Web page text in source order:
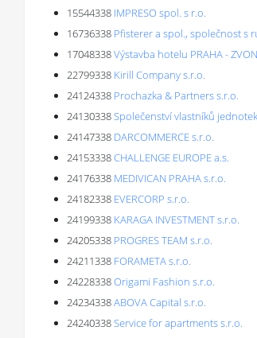
15544338 IMPRESO spol. s r.o.
16736338 Pfisterer a spol., společnost s
17048338Výstavba hotelu PRAHA -
22799338 Kirill Company s.r.o.
24124338 Prochazka & Partners s.r.o.
24130338Společenství vlastníků
24147338 DARCOMMERCE s.r.o.
24153338CHALLENGE EUROPE a.s.
24176338 MEDIVICAN PRAHA s.r.o.
24182338 EVERCORP s.r.o.
24199338 KARAGA INVESTMENT s.r.o.
24205338 PROGRES TEAM s.r.o.
24211338 FORAMETA s.r.o.
24228338Origami Fashion s.r.o.
24234338ABOVA Capital s.r.o.
24240338Service for apartments s.r.o.